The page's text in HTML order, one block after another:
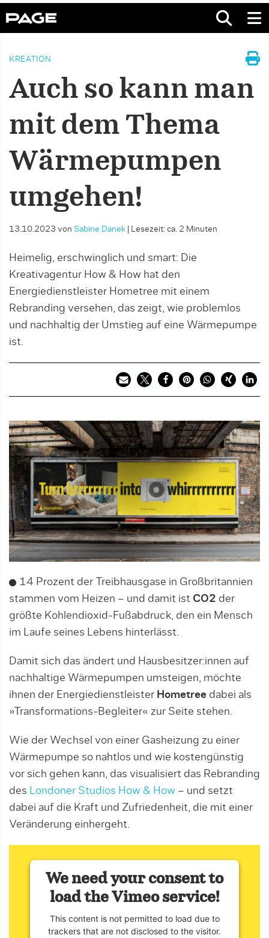
KREATION
Auch so kann man
mit dem Thema
Wärmepumpen
umgehen!
13.10.2023 von Sabine Danek Lesezeit: ca. 2 Minuten
Heimelig, erschwinglich und smart: Die
Kreativagentur How & How hat den
Energiedienstleister Hometree mit einem
Rebranding versehen, das zeigt, wie problemlos
und nachhaltig der Umstieg auf eine Wärmepumpe
ist.
14 Prozent der Treibhausgase in Großbritannien
stammen vom Heizen – und damit ist CO2 der
größte Kohlendioxid-Fußabdruck, den ein Mensch
im Laufe seines Lebens hinterlässt.
Damit sich das ändert und Hausbesitzer:innen auf
nachhaltige Wärmepumpen umsteigen, möchte
ihnen der Energiedienstleister Hometree dabei als
»Transformations-Begleiter« zur Seite stehen.
Wie der Wechsel von einer Gasheizung zu einer
Wärmepumpe so nahtlos und wie kostengünstig
vor sich gehen kann, das visualisiert das Rebranding
des Londoner Studios How & How – und setzt
dabei auf die Kraft und Zufriedenheit, die mit einer
Veränderung einhergeht.
We need your consent to
load the Vimeo service!
This content is not permitted to load due to
trackers that are not disclosed to the visitor.